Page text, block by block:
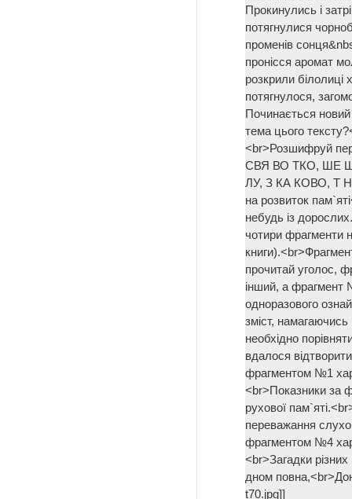
Прокинулись і
потягнулися
променів
пронісся аромат
розкрили білолиці
потягнулося,
Починається
тема цього
<br>Розшифруй
СВЯ ВО ТКО, ШЕ
ЛУ, З КА КОВО, Т
на розвиток
небудь із
чотири фрагменти
прочитай уголос,
інший, а фрагмент
одноразового
зміст,
необхідно
вдалося
фрагментом №1
<br>Показники за
рухової
переважання
фрагментом №4
<br>Загадки
дном
t70.jpg]]